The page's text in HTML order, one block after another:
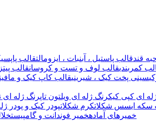
قندقالب پاستیل ، آبنبات ، ایزومالتقالب
کمربندیقالب لوف و تست و کروسانقالب
سینی پخت کیک ، شیرینیقالب کاپ کیک و
ای کپی کیکرنگ ژله ای ویلتون تاپرنگ ژله ای
ایسس شکلاتکرم شکلاتپودر کیک و پودر
خمیرهای آمادهخمیر فوندانت و گامپیست